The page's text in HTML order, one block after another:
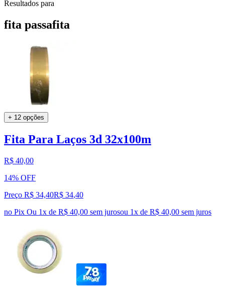
Resultados para
fita passafita
+ 12 opções
Fita Para Laços 3d 32x100m
R$ 40,00
14% OFF
Preço R$ 34,40R$ 34,40
no Pix Ou 1x de R$ 40,00 sem jurosou 1x de R$ 40,00 sem juros